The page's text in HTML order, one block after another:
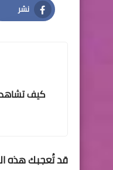
نشر
Facebook
كيف تشاهد
قد تُعجبك هذه